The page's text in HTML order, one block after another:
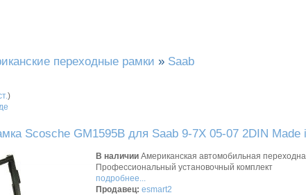
переходные рамки » Saab
)
Scosche GM1595B для Saab 9-7X 05-07 2DIN Made
В наличии Американская автомобильная
Профессиональный установочный комплект
подробнее...
Продавец: esmart2